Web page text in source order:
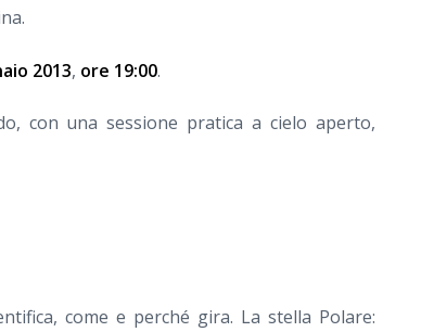
2013, ore 19:00.
con una sessione pratica a cielo aperto,
come e perché gira. La stella Polare: